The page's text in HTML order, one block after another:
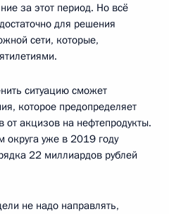
за этот период. Но всё
для решения
сети, которые,
ситуацию сможет
которое предопределяет
от акцизов на нефтепродукты.
округа уже в 2019 году
22 миллиардов рублей
не надо направлять,